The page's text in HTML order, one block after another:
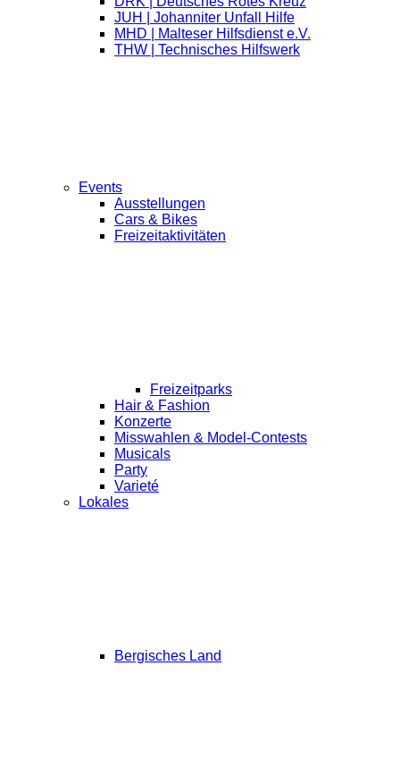
JUH | Johanniter Unfall Hilfe
MHD | Malteser Hilfsdienst e.V.
THW | Technisches Hilfswerk
Events
Ausstellungen
Cars & Bikes
Freizeitaktivitäten
Freizeitparks
Hair & Fashion
Konzerte
Misswahlen & Model-Contests
Musicals
Party
Varieté
Lokales
Bergisches Land